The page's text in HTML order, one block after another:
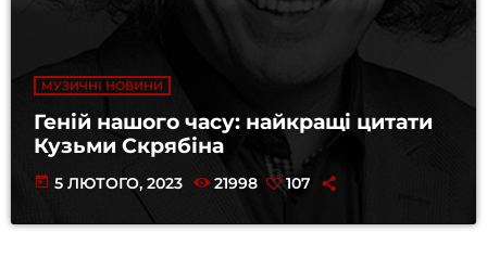
МУЗИЧНІ НОВИНИ
Геній нашого часу: найкращі цитати
Кузьми Скрябіна
today 5 ЛЮТОГО, 2023 21998 107